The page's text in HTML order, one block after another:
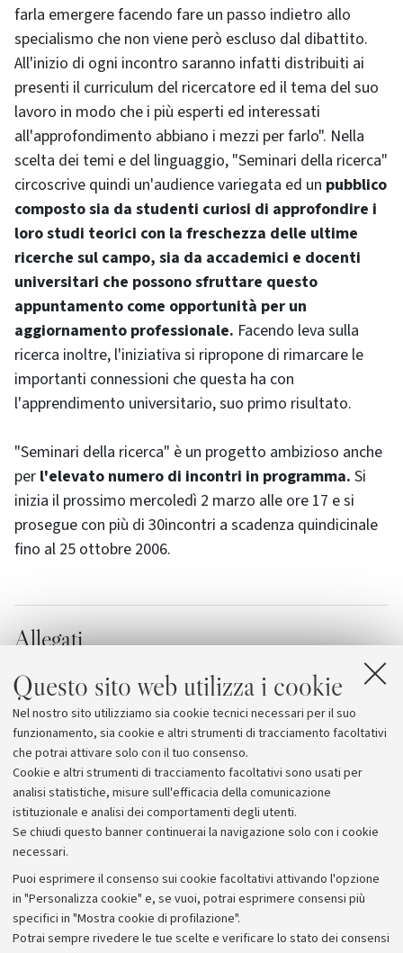
Questo sito web utilizza i cookie
Nel nostro sito utilizziamo sia cookie tecnici necessari per il suo
funzionamento, sia cookie e altri strumenti di tracciamento facoltativi
che potrai attivare solo con il tuo consenso.
Cookie e altri strumenti di tracciamento facoltativi sono usati per
analisi statistiche, misure sull'efficacia della comunicazione
istituzionale e analisi dei comportamenti degli utenti.
Se chiudi questo banner continuerai la navigazione solo con i cookie
necessari.
Puoi esprimere il consenso sui cookie facoltativi attivando l'opzione
in "Personalizza cookie" e, se vuoi, potrai esprimere consensi più
specifici in "Mostra cookie di profilazione".
Potrai sempre rivedere le tue scelte e verificare lo stato dei consensi
farla emergere facendo fare un passo indietro allo
specialismo che non viene però escluso dal dibattito.
All'inizio di ogni incontro saranno infatti distribuiti ai
presenti il curriculum del ricercatore ed il tema del suo
lavoro in modo che i più esperti ed interessati
all'approfondimento abbiano i mezzi per farlo". Nella
scelta dei temi e del linguaggio, "Seminari della ricerca"
circoscrive quindi un'audience variegata ed un pubblico
composto sia da studenti curiosi di approfondire i
loro studi teorici con la freschezza delle ultime
ricerche sul campo, sia da accademici e docenti
universitari che possono sfruttare questo
appuntamento come opportunità per un
aggiornamento professionale. Facendo leva sulla
ricerca inoltre, l'iniziativa si ripropone di rimarcare le
importanti connessioni che questa ha con
l'apprendimento universitario, suo primo risultato.
"Seminari della ricerca" è un progetto ambizioso anche
per l'elevato numero di incontri in programma. Si
inizia il prossimo mercoledì 2 marzo alle ore 17 e si
prosegue con più di 30incontri a scadenza quindicinale
fino al 25 ottobre 2006.
Allegati
Il programma dettagliato dei seminari
[933.1 KB]
Dipartimento di Politica, Istituzioni, Storia
Archivio
Comunicati stampa
Redazione